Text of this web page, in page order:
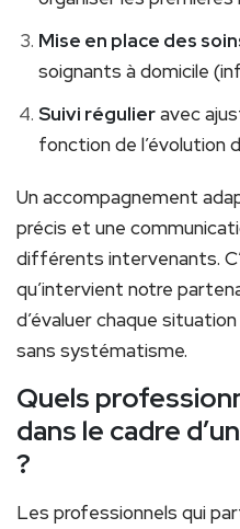
Mise en place des
soignants à domicile
Suivi régulieravec
fonction de l’évolution
Un accompagnement
précis et une
différents intervenants.
qu’intervient notre
d’évaluer chaque
sans systématisme.
Quels
dans le cadre
?
Les professionnels qui